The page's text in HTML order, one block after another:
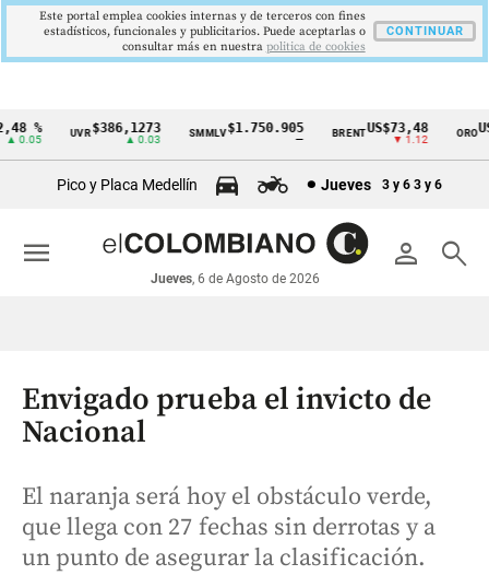
Cintillo
económicos
Colombia
% UVR$386,1273
▲ 0.03
SMMLV$1.750.905 BRENTUS$73,48
▼ 1.12
ORO
Pico y Placa Medellín Jueves 3 y 6 3 y 6
person search
Jueves, 6 de Agosto de 2026
menu
Envigado prueba el invicto de
Nacional
El naranja será hoy el obstáculo verde,
que llega con 27 fechas sin derrotas y a
un punto de asegurar la clasificación.
Este portal emplea cookies internas y de terceros con fines
estadísticos, funcionales y publicitarios. Puede aceptarlas o
consultar más en nuestra politica de cookies
CONTINUAR